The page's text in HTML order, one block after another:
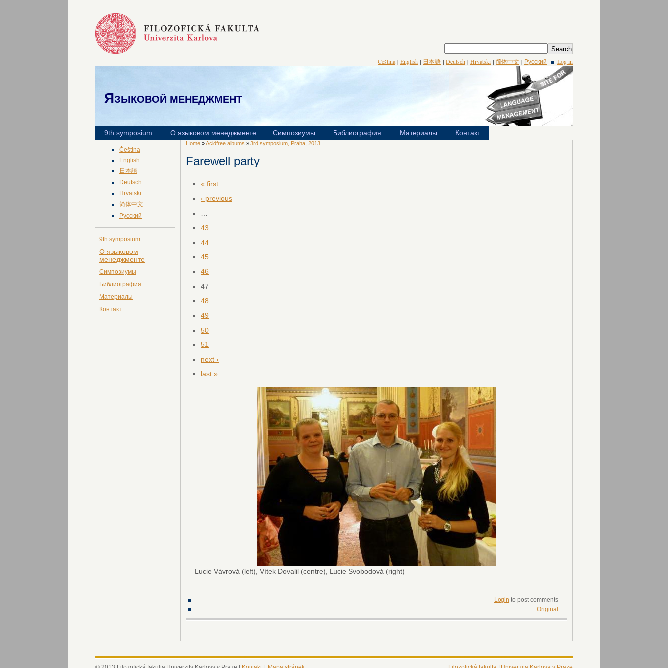
Čeština | English | 日本語 | Deutsch | Hrvatski | 简体中文 | Русский Log in
Языковой менеджмент
9th symposium О языковом менеджменте Симпозиумы Библиография Материалы Контакт
Čeština
English
日本語
Deutsch
Hrvatski
简体中文
Русский
9th symposium
О языковом
менеджменте
Симпозиумы
Библиография
Материалы
Контакт
Home »Acidfree albums » 3rd symposium, Praha, 2013
Farewell party
« first
‹ previous
43
44
45
46
47
48
49
50
51
next ›
last »
Lucie Vávrová (left), Vítek Dovalil (centre), Lucie Svobodová (right)
Login to post comments
Original